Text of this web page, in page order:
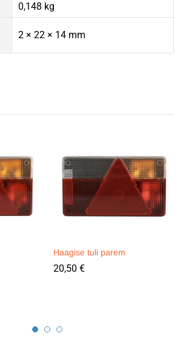
0,148 kg
2 × 22 × 14 mm
Haagise tuli parem
20,50 €